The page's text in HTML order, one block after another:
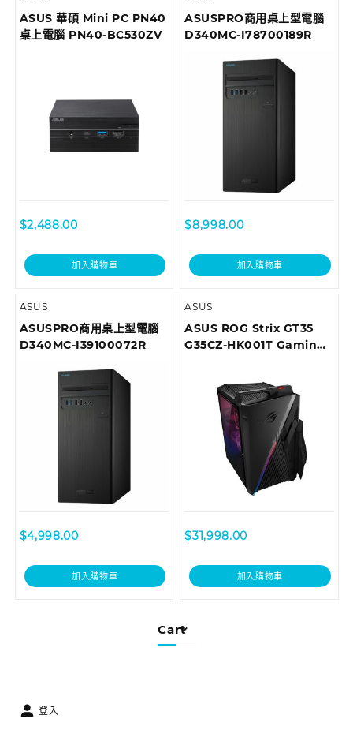
Cart
ASUS 華碩 Mini PC PN40
桌上電腦 PN40-BC530ZV
$2,488.00
加入購物車
ASUSPRO商用桌上型電腦
D340MC-I78700189R
$8,998.00
加入購物車
ASUS
ASUSPRO商用桌上型電腦
D340MC-I39100072R
$4,998.00
加入購物車
ASUS
ASUS ROG Strix GT35
G35CZ-HK001T Gaming
$31,998.00
加入購物車
登入